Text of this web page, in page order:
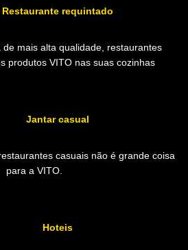
Restaurante requintado
mais alta qualidade, restaurantes
produtos VITO nas suas cozinhas
Jantar casual
casuais não é grande coisa
para a VITO.
Hoteis